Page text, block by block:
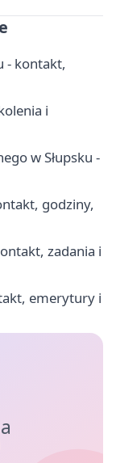
- kontakt,
i
w Słupsku -
godziny,
zadania i
emerytury i